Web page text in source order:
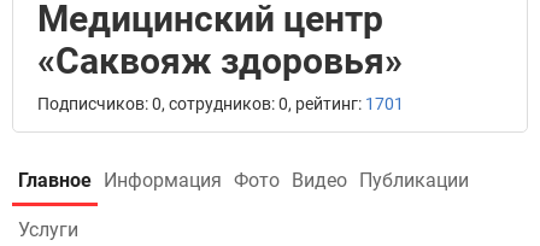
Медицинский центр
«Саквояж здоровья»
Подписчиков: 0, сотрудников: 0, рейтинг: 1701
Главное Информация Фото Видео Публикации
Услуги